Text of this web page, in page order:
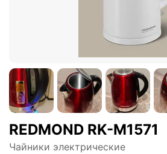
REDMOND RK-M1571
Чайники электрические